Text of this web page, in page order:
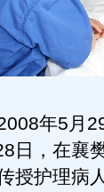
年5月
日，在襄
授护理病